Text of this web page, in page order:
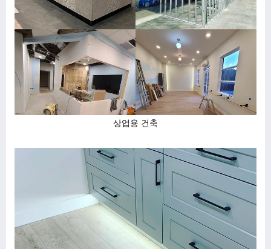
상업용 건축